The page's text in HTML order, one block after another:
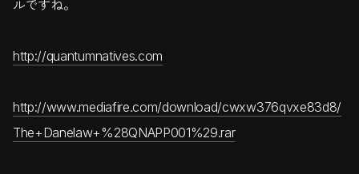
ルですね。
http://quantumnatives.com
http://www.mediafire.com/download/cwxw376qvxe83d8/
The+Danelaw+%28QNAPP001%29.rar